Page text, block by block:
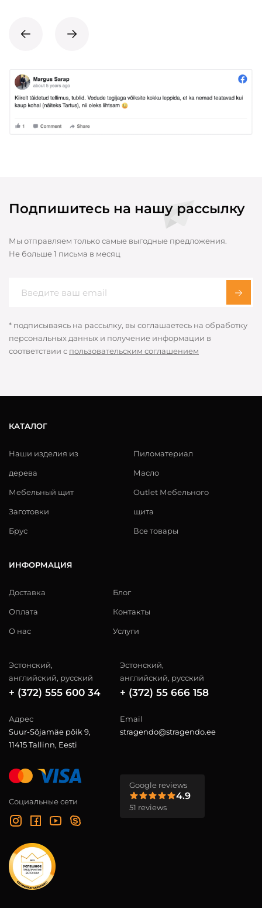
Подпишитесь на нашу рассылку
Мы отправляем только самые выгодные предложения.
Не больше 1 письма в месяц
* подписываясь на рассылку, вы соглашаетесь на обработку
персональных данных и получение информации в
соответствии с пользовательским соглашением
КАТАЛОГ
Наши изделия из
дерева
Мебельный щит
Заготовки
Брус
Пиломатериал
Масло
Outlet Мебельного
щита
Все товары
ИНФОРМАЦИЯ
Доставка
Оплата
О нас
Блог
Контакты
Услуги
Эстонский,
английский, русский
+ (372) 555 600 34
Эстонский,
английский, русский
+ (372) 55 666 158
Адрес
Suur-Sõjamäe põik 9,
11415 Tallinn, Eesti
Email
stragendo@stragendo.ee
Социальные сети
Google reviews
4.9
51 reviews